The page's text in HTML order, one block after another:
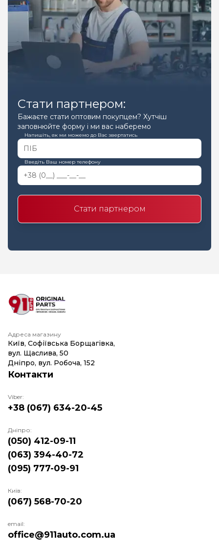
Стати партнером:
Бажаєте стати оптовим покупцем? Хутчіш
заповнюйте форму і ми вас наберемо
Напишіть, як ми можемо до Вас звертатись
Введіть Ваш номер телефону
Стати партнером
Адреса магазину
Київ, Софіївська Борщагівка,
вул. Щаслива, 50
Дніпро, вул. Робоча, 152
Контакти
Viber:
+38 (067) 634-20-45
Дніпро:
(050) 412-09-11
(063) 394-40-72
(095) 777-09-91
Київ:
(067) 568-70-20
email:
office@911auto.com.ua